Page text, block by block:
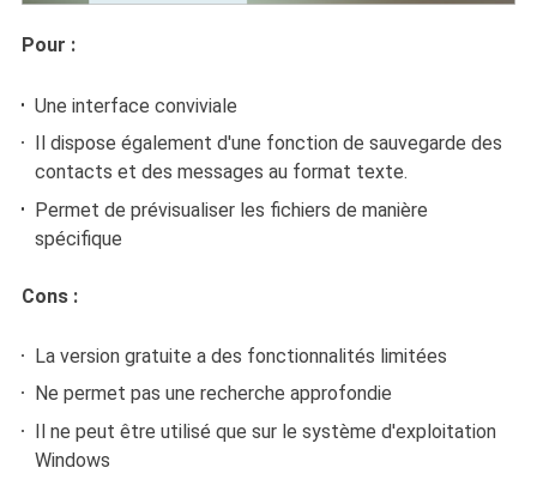
Pour :
Une interface conviviale
Il dispose également d'une fonction de sauvegarde des
contacts et des messages au format texte.
Permet de prévisualiser les fichiers de manière
spécifique
Cons :
La version gratuite a des fonctionnalités limitées
Ne permet pas une recherche approfondie
Il ne peut être utilisé que sur le système d'exploitation
Windows